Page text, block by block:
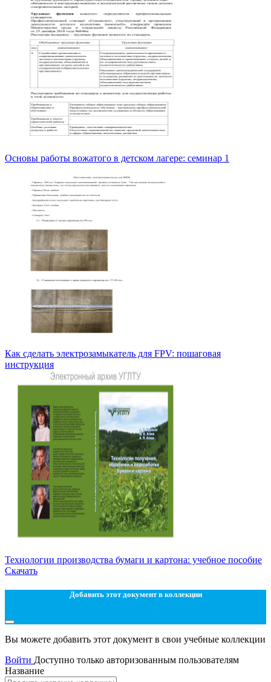
Основы работы вожатого в детском лагере: семинар 1
Как сделать электрозамыкатель для FPV: пошаговая
инструкция
Технологии производства бумаги и картона: учебное пособие
Скачать
Добавить этот документ в коллекции
Вы можете добавить этот документ в свои учебные коллекции
Войти Доступно только авторизованным пользователям
Название